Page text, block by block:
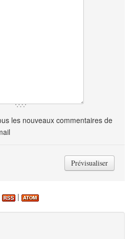
les nouveaux commentaires de
|